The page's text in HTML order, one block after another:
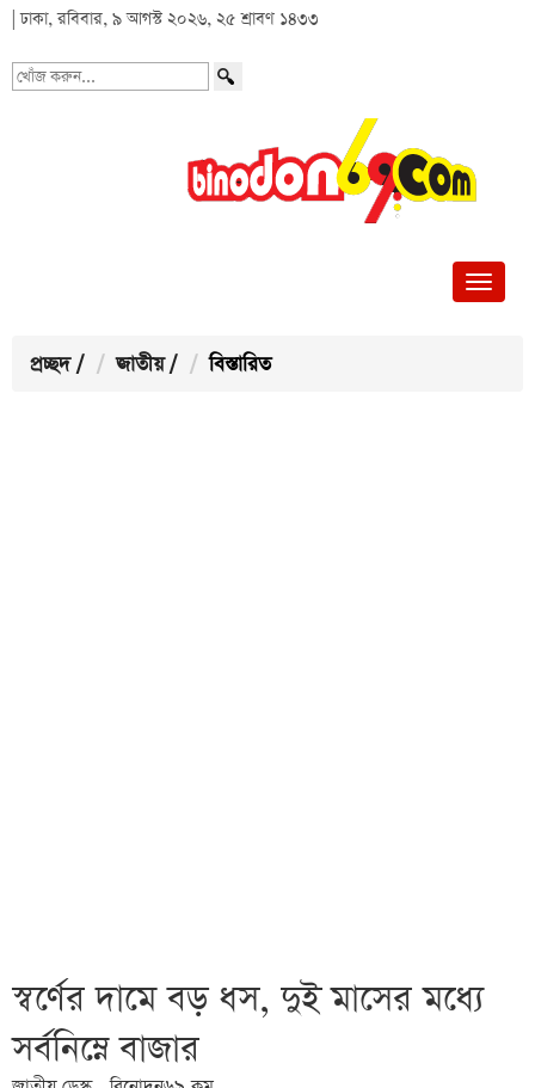
| ঢাকা, রবিবার, ৯ আগস্ট ২০২৬, ২৫ শ্রাবণ ১৪৩৩
খোঁজ
প্রচ্ছদ / জাতীয় / বিস্তারিত
স্বর্ণের দামে বড় ধস, দুই মাসের মধ্যে
সর্বনিম্নে বাজার